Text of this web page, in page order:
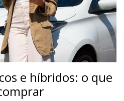
e híbridos: o que